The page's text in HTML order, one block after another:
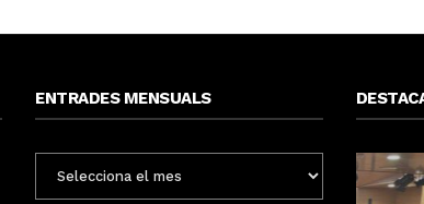
ENTRADES MENSUALS
MENSUALS